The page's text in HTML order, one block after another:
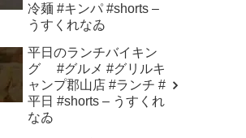
冷麺 #キンパ #shorts –
うすくれなゐ
平日のランチバイキン
グ #グルメ #グリルキ
ャンプ郡山店 #ランチ #
平日 #shorts – うすくれ
なゐ